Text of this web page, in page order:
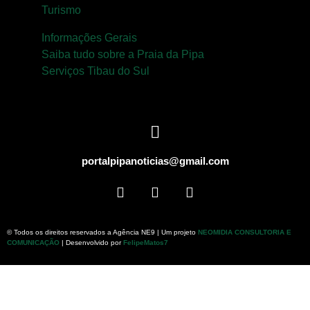
Turismo
Informações Gerais
Saiba tudo sobre a Praia da Pipa
Serviços Tibau do Sul
portalpipanoticias@gmail.com
© Todos os direitos reservados a Agência NE9 | Um projeto NEOMIDIA CONSULTORIA E
COMUNICAÇÃO | Desenvolvido porFelipeMatos7